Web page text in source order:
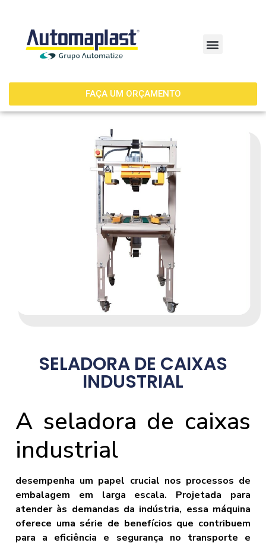
FAÇA UM ORÇAMENTO
SELADORA DE CAIXAS
INDUSTRIAL
A seladora de caixas
industrial
desempenha um papel crucial nos processos de
embalagem em larga escala. Projetada para
atender às demandas da indústria, essa máquina
oferece uma série de benefícios que contribuem
para a eficiência e segurança no transporte e